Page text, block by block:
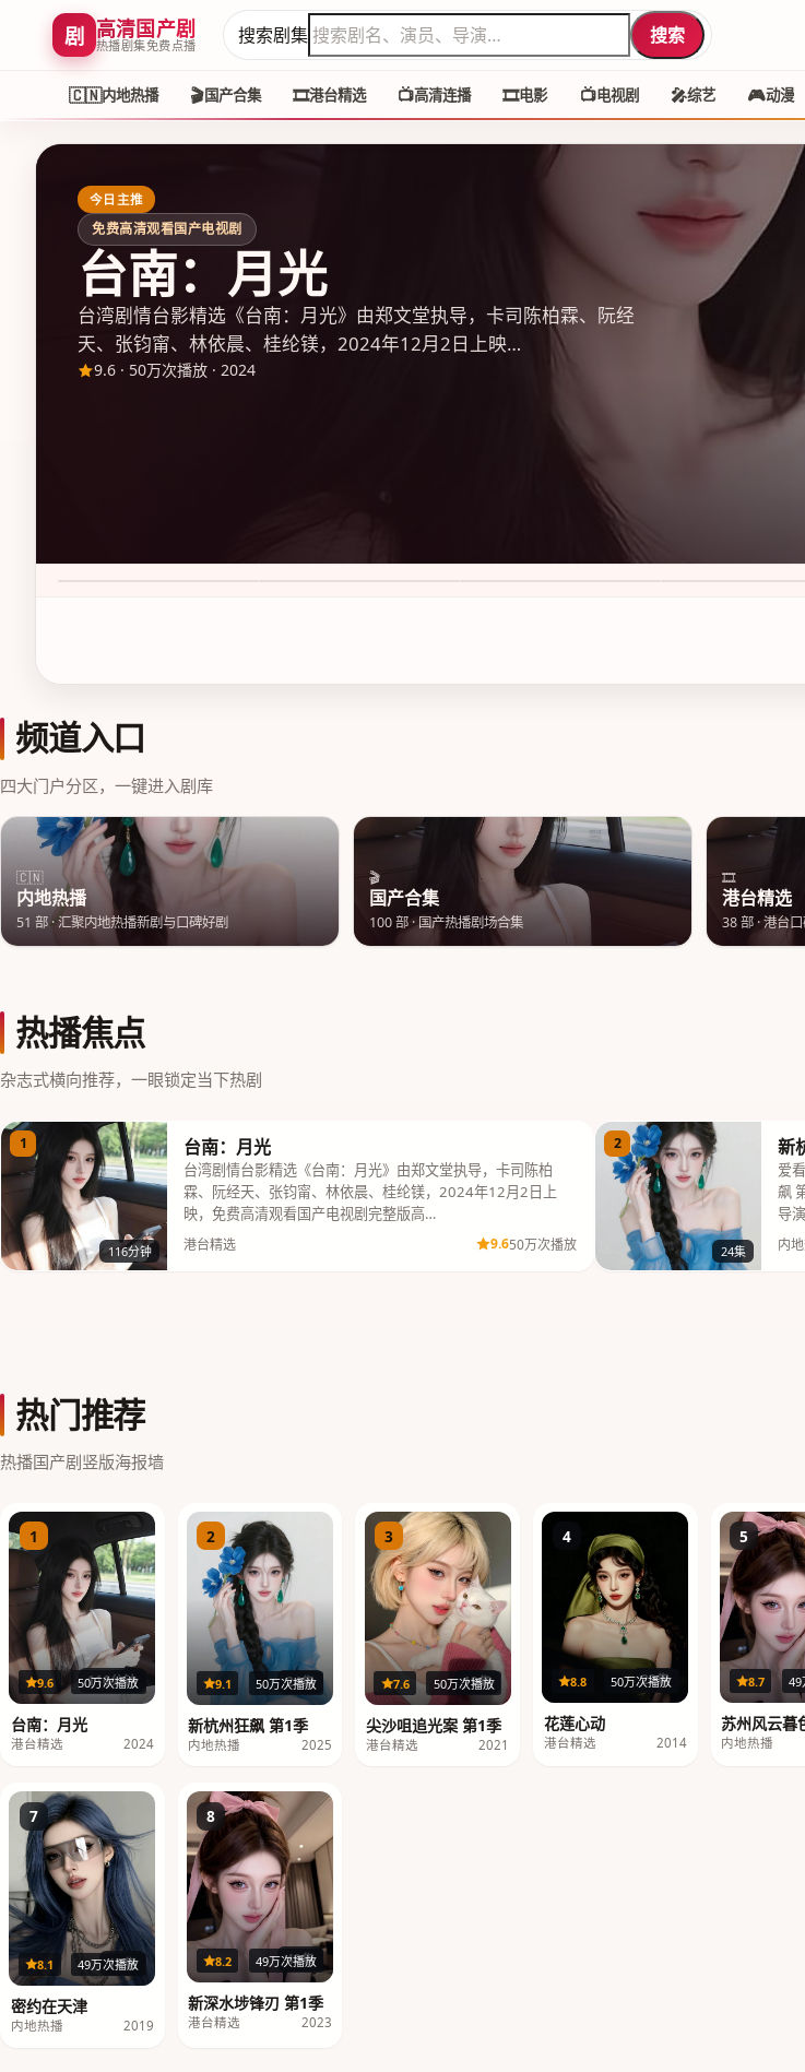
剧 高清国产剧
热播剧集免费点播 搜索剧集 搜索
🇨🇳内地热播 🎬国产合集 🎞️港台精选 📺高清连播 🎞️电影 📺电视剧 🎤综艺 🎮动漫
今日主推
免费高清观看国产电视剧
台南：月光
台湾剧情台影精选《台南：月光》由郑文堂执导，卡司陈柏霖、阮经
天、张钧甯、林依晨、桂纶镁，2024年12月2日上映…
9.6 · 50万次播放 · 2024
9.1·50万次播放 7.6·50万次播放 8.8·50万次播放 8.7·49万次播放
频道入口
四大门户分区，一键进入剧库
🇨🇳
内地热播
51 部 ·汇聚内地热播新剧与口碑好剧
🎬
国产合集
100部 ·国产热播剧场合集
🎞️
港台精选
38部 ·港台
热播焦点
杂志式横向推荐，一眼锁定当下热剧
1
116分钟
台南：月光
台湾剧情台影精选《台南：月光》由郑文堂执导，卡司陈柏
霖、阮经天、张钧甯、林依晨、桂纶镁，2024年12月2日上
映，免费高清观看国产电视剧完整版高…
港台精选 9.650万次播放
2
24集
新
爱
飙
导
内
热门推荐
热播国产剧竖版海报墙
1
116分钟
9.6 50万次播放
台南：月光
港台精选 2024
2
24集
9.1 50万次播放
新杭州狂飙 第1季
内地热播 2025
3
19集
7.6 50万次播放
尖沙咀追光案 第1季
港台精选 2021
4
22集
8.8 50万次播放
花莲心动
港台精选 2014
5
8.7 49
苏州风云暮
内地热播
7
18集
8.1 49万次播放
密约在天津
内地热播 2019
8
40集
8.2 49万次播放
新深水埗锋刃 第1季
港台精选 2023